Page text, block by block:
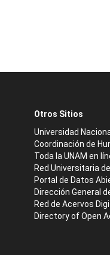
Otros Sitios
Universidad
Coordinación de
Toda la UNAM en
Red Universitaria
Portal de Datos
Dirección General
Red de Acervos
Directory of Open